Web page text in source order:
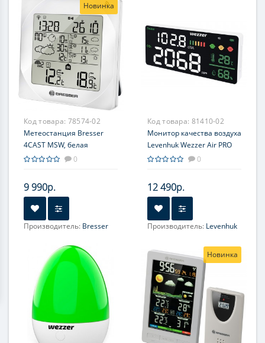
Новинка
Код товара: 78574-02
Метеостанция Bresser
4CAST MSW, белая
0
9 990р.
Производитель: Bresser
Код товара: 81410-02
Монитор качества воздуха
Levenhuk Wezzer Air PRO
CN20, с шумомером
0
12 490р.
Производитель: Levenhuk
Новинка